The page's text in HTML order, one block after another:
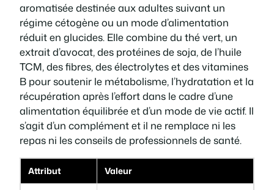
t
:
7
8
,
3
9
,
0
0
e
t
o
M
a
t
c
h
a
B
l
e
aromatisée destinée aux adultes suivant un
régime cétogène ou un mode d’alimentation
réduit en glucides. Elle combine du thé vert, un
extrait d’avocat, des protéines de soja, de l’huile
TCM, des fibres, des électrolytes et des vitamines
B pour soutenir le métabolisme, l’hydratation et la
récupération après l’effort dans le cadre d’une
alimentation équilibrée et d’un mode de vie actif. Il
s’agit d’un complément et il ne remplace ni les
repas ni les conseils de professionnels de santé.
Attribut Valeur